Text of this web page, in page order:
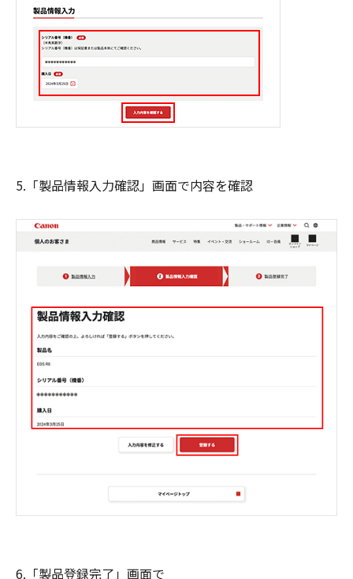
5.「製品情報入力確認」画面で内容を確認
6.「製品登録完了」画面で